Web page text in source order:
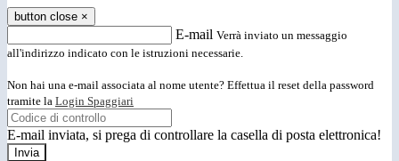
button close ×
E-mail Verrà inviato un messaggio
all'indirizzo indicato con le istruzioni necessarie.
Non hai una e-mail associata al nome utente? Effettua il reset della password
tramite la Login Spaggiari
E-mail inviata, si prega di controllare la casella di posta elettronica!